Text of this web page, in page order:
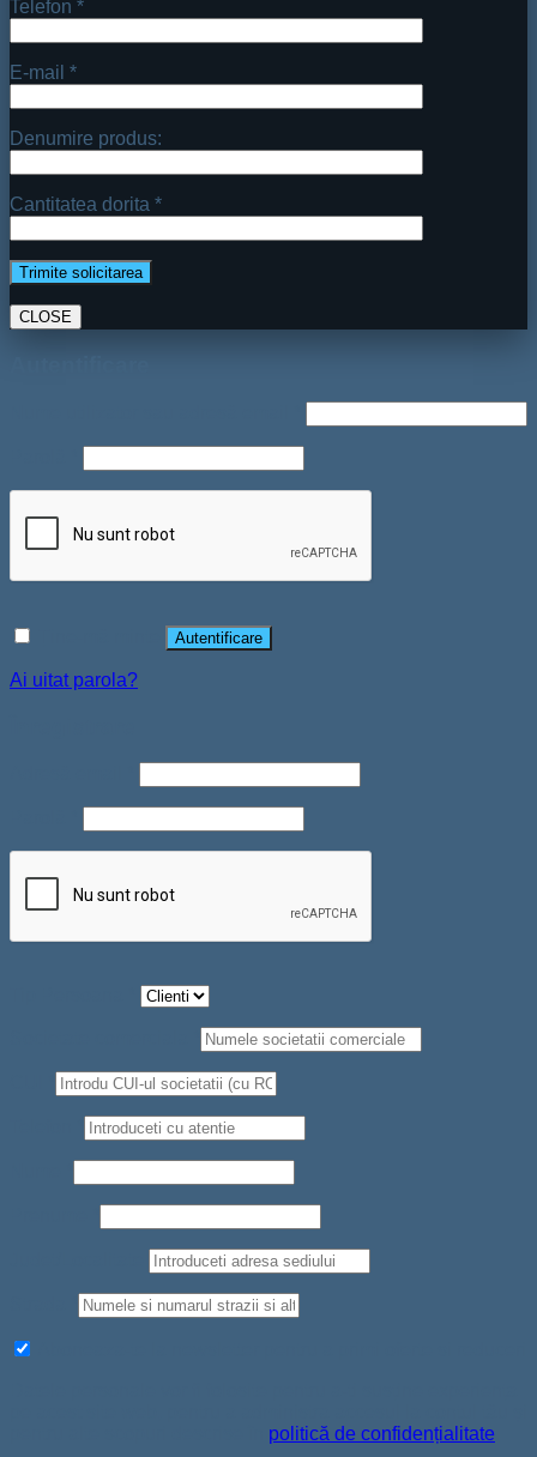
Telefon *
E-mail *
Denumire produs:
Cantitatea dorita *
CLOSE
Autentificare
Ai uitat parola?
politică de confidențialitate